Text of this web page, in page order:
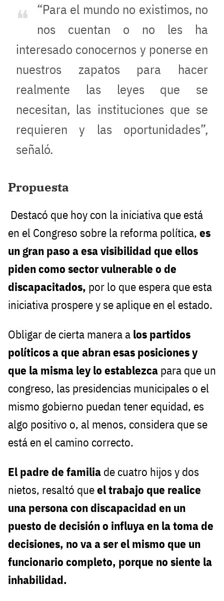
“Para el mundo no existimos, no
nos cuentan o no les ha
interesado conocernos y ponerse en
nuestros zapatos para hacer
realmente las leyes que se
necesitan, las instituciones que se
requieren y las oportunidades”,
señaló.
Propuesta
Destacó que hoy con la iniciativa que está
en el Congreso sobre la reforma política, es
un gran paso a esa visibilidad que ellos
piden como sector vulnerable o de
discapacitados, por lo que espera que esta
iniciativa prospere y se aplique en el estado.
Obligar de cierta manera a los partidos
políticos a que abran esas posiciones y
que la misma ley lo establezca para que un
congreso, las presidencias municipales o el
mismo gobierno puedan tener equidad, es
algo positivo o, al menos, considera que se
está en el camino correcto.
El padre de familia de cuatro hijos y dos
nietos, resaltó queel trabajo que realice
una persona con discapacidad en un
puesto de decisión o influya en la toma de
decisiones, no va a ser el mismo que un
funcionario completo, porque no siente la
inhabilidad.